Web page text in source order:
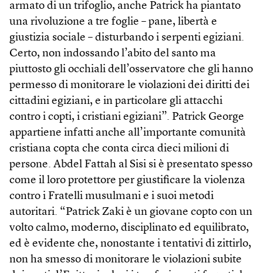
armato di un trifoglio, anche Patrick ha piantato
una rivoluzione a tre foglie – pane, libertà e
giustizia sociale – disturbando i serpenti egiziani.
Certo, non indossando l’abito del santo ma
piuttosto gli occhiali dell’osservatore che gli hanno
permesso di monitorare le violazioni dei diritti dei
cittadini egiziani, e in particolare gli attacchi
contro i copti, i cristiani egiziani”. Patrick George
appartiene infatti anche all’importante comunità
cristiana copta che conta circa dieci milioni di
persone. Abdel Fattah al Sisi si è presentato spesso
come il loro protettore per giustificare la violenza
contro i Fratelli musulmani e i suoi metodi
autoritari. “Patrick Zaki è un giovane copto con un
volto calmo, moderno, disciplinato ed equilibrato,
ed è evidente che, nonostante i tentativi di zittirlo,
non ha smesso di monitorare le violazioni subite